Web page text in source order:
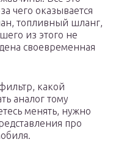
чего оказывается
топливный шланг,
из этого не
своевременная
какой
аналог тому
менять, нужно
про